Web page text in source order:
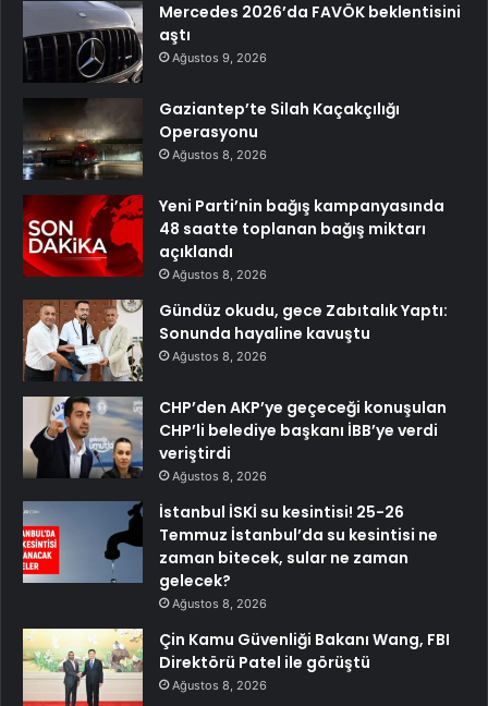
Mercedes 2026’da FAVÖK beklentisini
aştı
Ağustos 9, 2026
Gaziantep’te Silah Kaçakçılığı
Operasyonu
Ağustos 8, 2026
Yeni Parti’nin bağış kampanyasında
48 saatte toplanan bağış miktarı
açıklandı
Ağustos 8, 2026
Gündüz okudu, gece Zabıtalık Yaptı:
Sonunda hayaline kavuştu
Ağustos 8, 2026
CHP’den AKP’ye geçeceği konuşulan
CHP’li belediye başkanı İBB’ye verdi
veriştirdi
Ağustos 8, 2026
İstanbul İSKİ su kesintisi! 25-26
Temmuz İstanbul’da su kesintisi ne
zaman bitecek, sular ne zaman
gelecek?
Ağustos 8, 2026
Çin Kamu Güvenliği Bakanı Wang, FBI
Direktörü Patel ile görüştü
Ağustos 8, 2026